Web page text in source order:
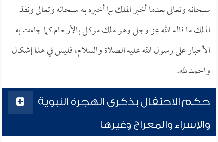
سبحانه وتعالى بعدما أخبر الملك بما أخبره به سبحانه وتعالى ونفذ
الملك ما قاله الله عز وجل وهو ملك موكل بالأرحام كما جاءت به
الأخبار على رسول الله عليه الصلاة والسلام، فليس في هذا إشكال
والحمد لله.
حكم الاحتفال بذكرى الهجرة النبوية
والإسراء والمعراج وغيرها